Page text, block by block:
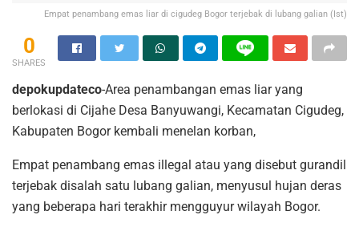
Empat penambang emas liar di cigudeg Bogor terjebak di lubang galian (Ist)
0
SHARES
depokupdateco-Area penambangan emas liar yang
berlokasi di Cijahe Desa Banyuwangi, Kecamatan Cigudeg,
Kabupaten Bogor kembali menelan korban,
Empat penambang emas illegal atau yang disebut gurandil
terjebak disalah satu lubang galian, menyusul hujan deras
yang beberapa hari terakhir mengguyur wilayah Bogor.